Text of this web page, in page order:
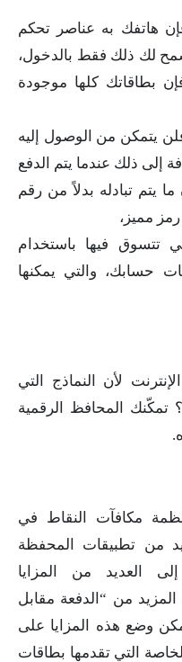
هاتفك به عناصر تحكم
لك ذلك فقط بالدخول،
بطاقاتك كلها موجودة
يتمكن من الوصول إليه
إلى ذلك عندما يتم الدفع
يتم تبادله بدلاً من رقم
مميز،
تتسوق فيها باستخدام
حسابك، والتي يمكنها
لأن النماذج التي
تمكّنك المحافظ الرقمية
مكافآت النقاط في
من تطبيقات المحفظة
العديد من المزايا
من “الدفعة مقابل
وضع هذه المزايا على
التي تقدمها بطاقات